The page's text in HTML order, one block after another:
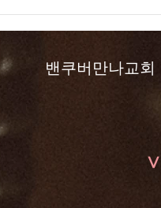
밴쿠버만나교회
V